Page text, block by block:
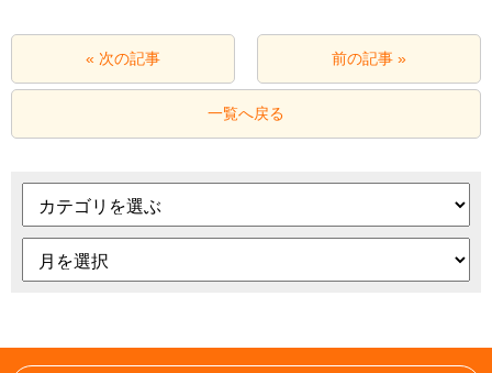
« 次の記事 前の記事 »
一覧へ戻る